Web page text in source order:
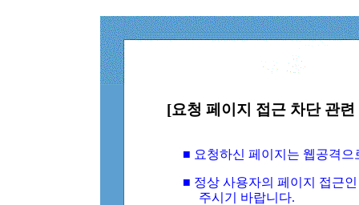
[요청 페이지 접근 차단 관
■ 요청하신 페이지는 웹공격
■ 정상 사용자의 페이지 접근
주시기 바랍니다.